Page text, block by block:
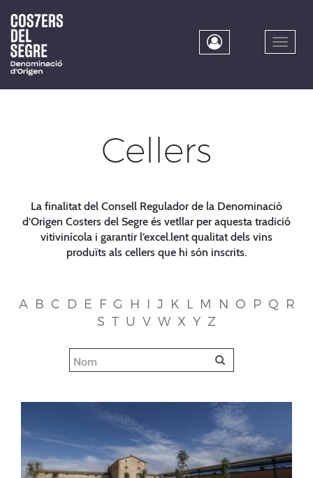
main
content
Toggle
Cellers
La finalitat del Consell Regulador de la Denominació
d’Origen Costers del Segre és vetllar per aquesta tradició
vitivinícola i garantir l’excel.lent qualitat dels vins
produïts als cellers que hi són inscrits.
A B C D E F G H I J K L M N O P Q
R
S T U V W X Y Z